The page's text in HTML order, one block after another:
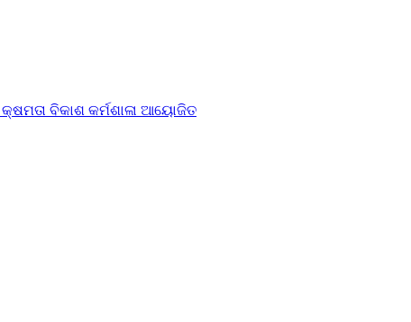
ବିକାଶ କର୍ମଶାଳା ଆୟୋଜିତ